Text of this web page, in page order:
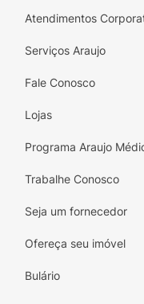
Atendimentos
Serviços Araujo
Fale Conosco
Lojas
Programa Araujo
Trabalhe Conosco
Seja um fornecedor
Ofereça seu imóvel
Bulário